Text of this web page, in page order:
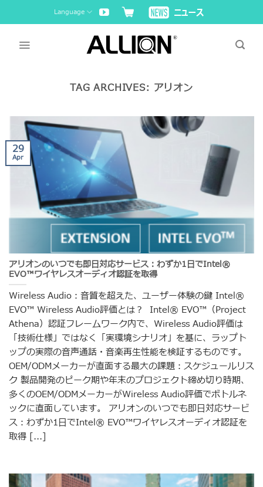
to
Language
TAG ARCHIVES: アリオン
アリオンのいつでも即日対応サービス：わずか1日でIntel®
EVO™ワイヤレスオーディオ認証を取得
Wireless Audio：音質を超えた、ユーザー体験の鍵 Intel®
EVO™ Wireless Audio評価とは？ Intel® EVO™（Project
Athena）認証フレームワーク内で、Wireless Audio評価は
「技術仕様」ではなく「実環境シナリオ」を基に、ラップト
ップの実際の音声通話・音楽再生性能を検証するものです。
OEM/ODMメーカーが直面する最大の課題：スケジュールリス
ク 製品開発のピーク期や年末のプロジェクト締め切り時期、
多くのOEM/ODMメーカーがWireless Audio評価でボトルネ
ックに直面しています。 アリオンのいつでも即日対応サービ
ス：わずか1日でIntel® EVO™ワイヤレスオーディオ認証を
取得 [...]
29
Apr